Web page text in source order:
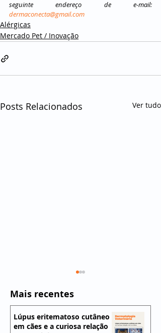
dermaconecta@gmail.com
Alérgicas
Mercado Pet / Inovação
Posts Relacionados Ver tudo
Mais recentes
Lúpus eritematoso cutâneo
em cães e a curiosa relação